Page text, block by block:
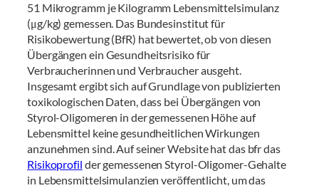
51 Mikrogramm je Kilogramm Lebensmittelsimulanz
(μg/kg) gemessen. Das Bundesinstitut für
Risikobewertung (BfR) hat bewertet, ob von diesen
Übergängen ein Gesundheitsrisiko für
Verbraucherinnen und Verbraucher ausgeht.
Insgesamt ergibt sich auf Grundlage von publizierten
toxikologischen Daten, dass bei Übergängen von
Styrol-Oligomeren in der gemessenen Höhe auf
Lebensmittel keine gesundheitlichen Wirkungen
anzunehmen sind. Auf seiner Website hat das bfr das
Risikoprofil der gemessenen Styrol-Oligomer-Gehalte
in Lebensmittelsimulanzien veröffentlicht, um das